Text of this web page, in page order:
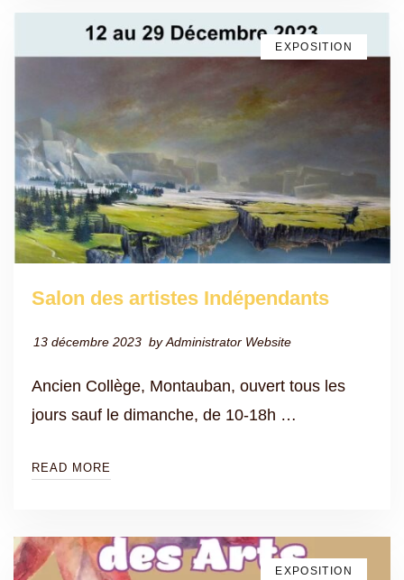
EXPOSITION
Salon des artistes Indépendants
13 décembre 2023 byAdministrator Website
Ancien Collège, Montauban, ouvert tous les
jours sauf le dimanche, de 10-18h …
READ MORE
EXPOSITION